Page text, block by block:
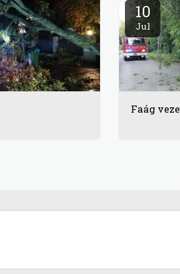
10
Jul
Faág